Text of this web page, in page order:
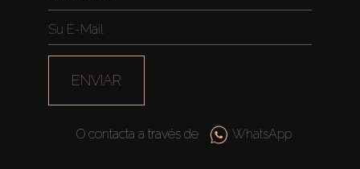
ENVIAR
O contacta a través de WhatsApp